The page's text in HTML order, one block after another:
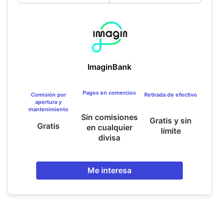
ImaginBank
Comisión por
apertura y
mantenimiento
Gratis
Pagos en comercios
Sin comisiones
en cualquier
divisa
Retirada de efectivo
Gratis y sin
límite
Me interesa